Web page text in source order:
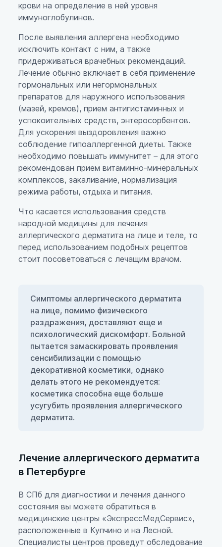
крови на определение в ней уровня
иммуноглобулинов.
После выявления аллергена необходимо
исключить контакт с ним, а также
придерживаться врачебных рекомендаций.
Лечение обычно включает в себя применение
гормональных или негормональных
препаратов для наружного использования
(мазей, кремов), прием антигистаминных и
успокоительных средств, энтеросорбентов.
Для ускорения выздоровления важно
соблюдение гипоаллергенной диеты. Также
необходимо повышать иммунитет – для этого
рекомендован прием витаминно-минеральных
комплексов, закаливание, нормализация
режима работы, отдыха и питания.
Что касается использования средств
народной медицины для лечения
аллергического дерматита на лице и теле, то
перед использованием подобных рецептов
стоит посоветоваться с лечащим врачом.
Симптомы аллергического дерматита
на лице, помимо физического
раздражения, доставляют еще и
психологический дискомфорт. Больной
пытается замаскировать проявления
сенсибилизации с помощью
декоративной косметики, однако
делать этого не рекомендуется:
косметика способна еще больше
усугубить проявления аллергического
дерматита.
Лечение аллергического дерматита
в Петербурге
В СПб для диагностики и лечения данного
состояния вы можете обратиться в
медицинские центры «ЭкспрессМедСервис»,
расположенные в Купчино и на Лесной.
Специалисты центров проведут обследование